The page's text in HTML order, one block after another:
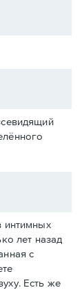
интимных
лет назад
с
Есть же